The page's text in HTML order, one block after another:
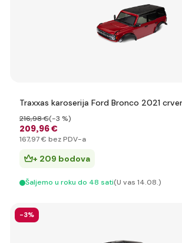
Traxxas karoserija Ford Bronco 2021
209,96 €
216,98 €(-3 %)
167,97 € bez PDV-a
+ 209 bodova
Šaljemo u roku do 48 sati(U vas 14.08.)
-3%